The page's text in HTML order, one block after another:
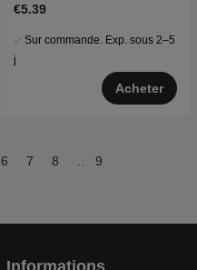
€5.39
Sur commande. Exp. sous 2–5
j
Acheter
6 7 8 9
Informations